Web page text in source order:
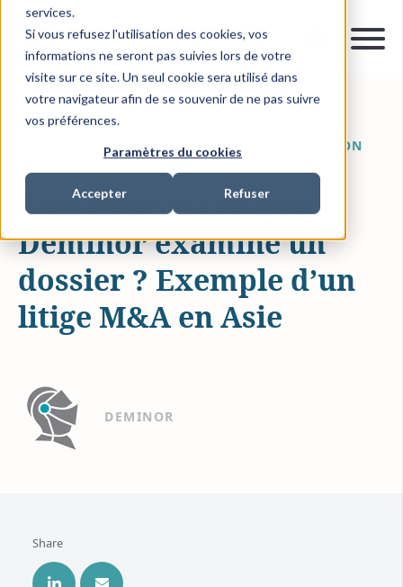
services.
Si vous refusez l'utilisation des cookies, vos
informations ne seront pas suivies lors de votre
visite sur ce site. Un seul cookie sera utilisé dans
votre navigateur afin de se souvenir de ne pas suivre
vos préférences.
Paramètres du cookies
Accepter Refuser
24 FÉVR. 2019
LITIGATION FUNDING
$EXAMPLE-LITIGATION
Comment est-ce que
Deminor examine un
dossier ? Exemple d’un
litige M&A en Asie
DEMINOR
Share